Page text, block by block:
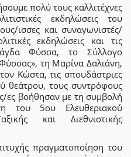
πολύ τους καλλιτέχνες
εκδηλώσεις του
ισσες και συναγωνιστές/
εκδηλώσεις και τις
Φύσσα, το Σύλλογο
τη Μαρίνα Δαλιάνη,
Κώστα, τις σπουδάστριες
θεάτρου, τους συντρόφους
ες βοήθησαν με τη συμβολή
του 5ου Ελευθεριακού
και Διεθνιστικής
πραγματοποίηση του